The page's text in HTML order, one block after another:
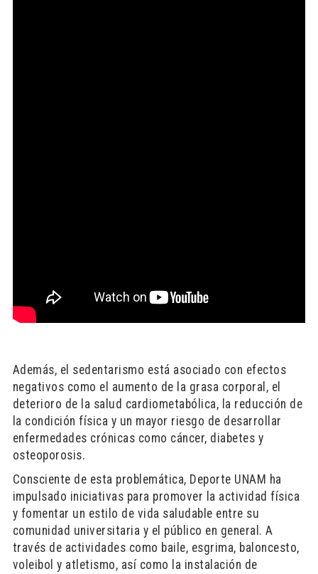
Además, el sedentarismo está asociado con efectos
negativos como el aumento de la grasa corporal, el
deterioro de la salud cardiometabólica, la reducción de
la condición física y un mayor riesgo de desarrollar
enfermedades crónicas como cáncer, diabetes y
osteoporosis.
Consciente de esta problemática, Deporte UNAM ha
impulsado iniciativas para promover la actividad física
y fomentar un estilo de vida saludable entre su
comunidad universitaria y el público en general. A
través de actividades como baile, esgrima, baloncesto,
voleibol y atletismo, así como la instalación de